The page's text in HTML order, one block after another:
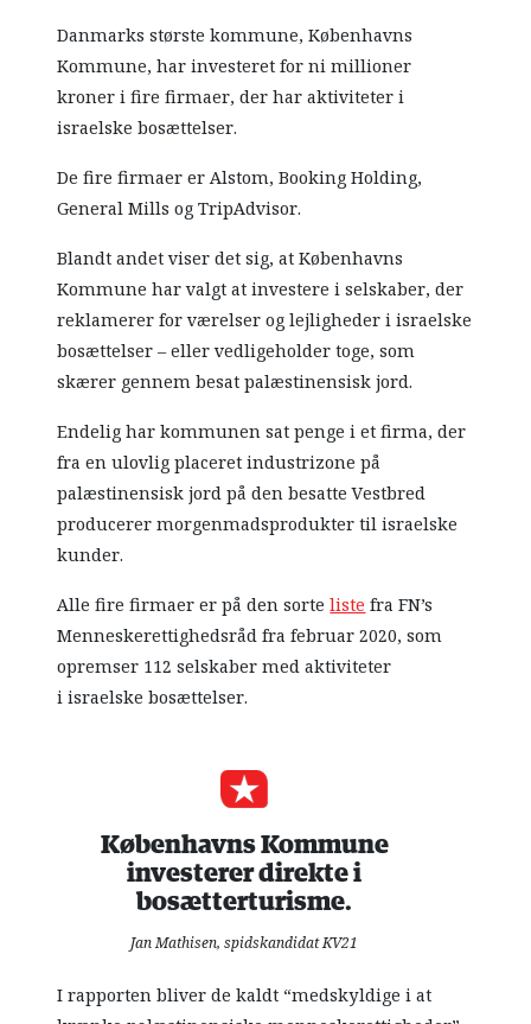
Danmarks største kommune, Københavns
Kommune, har investeret for ni millioner
kroner i fire firmaer, der har aktiviteter i
israelske bosættelser.
De fire firmaer erAlstom, Booking Holding,
General Mills og TripAdvisor.
Blandt andet viser det sig, at Københavns
Kommune har valgt at investere i selskaber, der
reklamerer for værelser og lejligheder i israelske
bosættelser – eller vedligeholder toge, som
skærer gennem besat palæstinensisk jord.
Endelig har kommunen sat penge i et firma, der
fra en ulovlig placeret industrizone på
palæstinensisk jord på den besatte Vestbred
producerer morgenmadsprodukter til israelske
kunder.
Alle fire firmaer er på den sorteliste fra FN’s
Menneskerettighedsråd fra februar 2020, som
opremser 112 selskaber med aktiviteter
i israelske bosættelser.
Københavns Kommune
investerer direkte i
bosætterturisme.
Jan Mathisen, spidskandidat KV21
I rapporten bliver de kaldt “medskyldige i at